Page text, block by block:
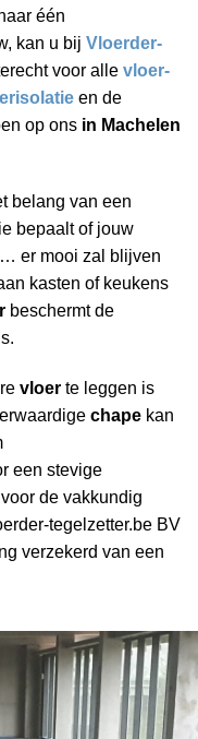
één
kan u bij Vloerder-
voor alle vloer-
en de
op ons in Machelen
belang van een
bepaalt of jouw
er mooi zal blijven
kasten of keukens
beschermt de
vloer te leggen is
chape kan
een stevige
de vakkundig
tegelzetter.be BV
verzekerd van een